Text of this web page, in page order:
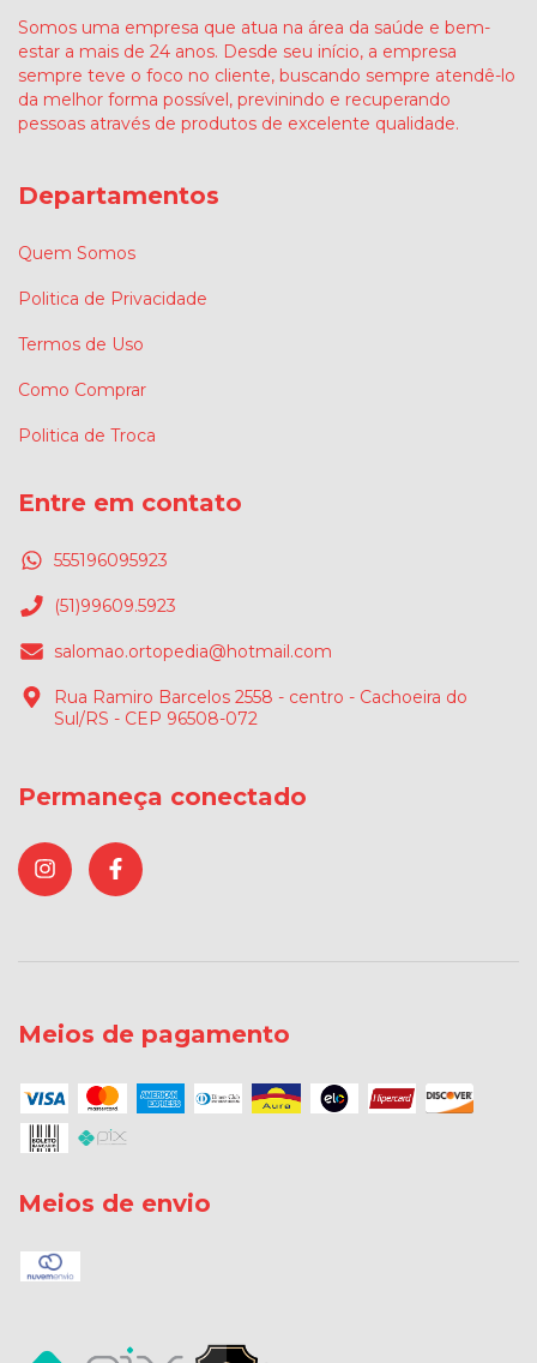
Somos uma empresa que atua na área da saúde e bem-
estar a mais de 24 anos. Desde seu início, a empresa
sempre teve o foco no cliente, buscando sempre atendê-lo
da melhor forma possível, previnindo e recuperando
pessoas através de produtos de excelente qualidade.
Departamentos
Quem Somos
Politica de Privacidade
Termos de Uso
Como Comprar
Politica de Troca
Entre em contato
555196095923
(51)99609.5923
salomao.ortopedia@hotmail.com
Rua Ramiro Barcelos 2558 - centro - Cachoeira do
Sul/RS - CEP 96508-072
Permaneça conectado
Meios de pagamento
Meios de envio